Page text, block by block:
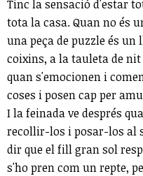
Tinc la sensació d'estar
tota la casa. Quan no és
una peça de puzzle és
coixins, a la tauleta de
quan s'emocionen i
coses i posen cap per
I la feinada ve després
recollir-los i posar-los al
dir que el fill gran sol
s'ho pren com un repte,